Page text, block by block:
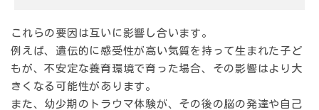
これらの要因は互いに影響し合います。
例えば、遺伝的に感受性が高い気質を持って生まれた子ど
もが、不安定な養育環境で育った場合、その影響はより大
きくなる可能性があります。
また、幼少期のトラウマ体験が、その後の脳の発達や自己